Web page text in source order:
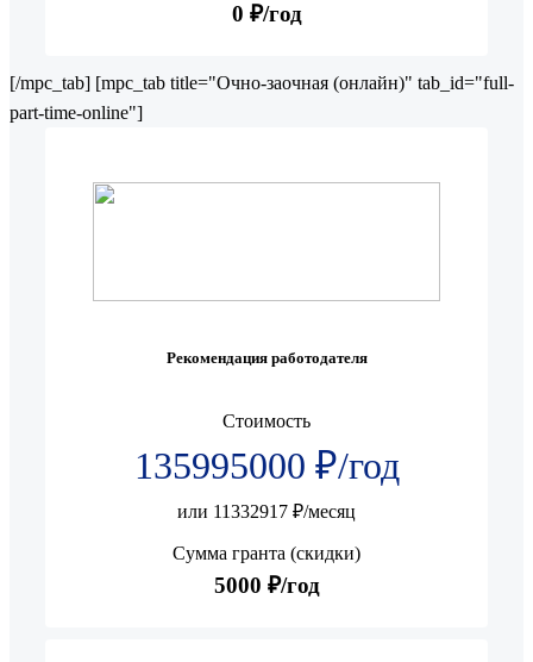
0 ₽/год
[/mpc_tab] [mpc_tab title="Очно-заочная (онлайн)" tab_id="full-
part-time-online"]
Рекомендация работодателя
Стоимость
135995000 ₽/год
или 11332917 ₽/месяц
Сумма гранта (скидки)
5000 ₽/год